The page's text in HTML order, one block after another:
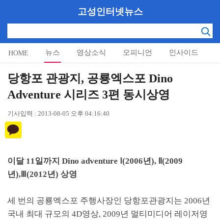
고성인터넷뉴스
HOME 뉴스 영상소식 오피니언 인사이드
알림마당
당항포 관광지, 공룡엑스포 Dino
Adventure 시리즈 3편 동시상영
기사입력 : 2013-08-05 오후 04:16:40
이달 11일까지 Dino adventure Ⅰ(2006년), Ⅱ(2009
년),Ⅲ(2012년) 상영
세 번의 공룡엑스포 주행사장인 당항포관광지는 2006년
국내 최대 규모의 4D영상, 2009년 멀티미디어 레이저영